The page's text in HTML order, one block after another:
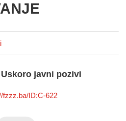
javni pozivi
fzzz.ba/ID:C-622